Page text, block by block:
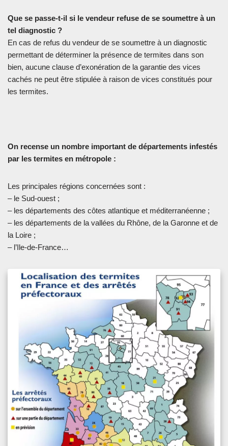
Que se passe-t-il si le vendeur refuse de se soumettre à un
tel diagnostic ?
En cas de refus du vendeur de se soumettre à un diagnostic
permettant de déterminer la présence de termites dans son
bien, aucune clause d’exonération de la garantie des vices
cachés ne peut être stipulée à raison de vices constitués pour
les termites.
On recense un nombre important de départements infestés
par les termites en métropole :
Les principales régions concernées sont :
– le Sud-ouest ;
– les départements des côtes atlantique et méditerranéenne ;
– les départements de la vallées du Rhône, de la Garonne et de
la Loire ;
– l’Ile-de-France…